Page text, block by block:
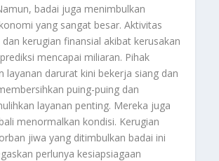
badai juga menimbulkan
yang sangat besar. Aktivitas
kerugian finansial akibat kerusakan
mencapai miliaran. Pihak
layanan darurat kini bekerja siang dan
puing-puing dan
layanan penting. Mereka juga
menormalkan kondisi. Kerugian
jiwa yang ditimbulkan badai ini
perlunya kesiapsiagaan